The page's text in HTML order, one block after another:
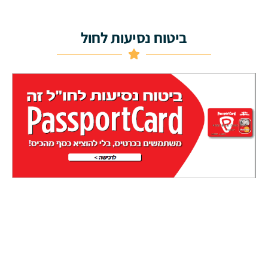
ביטוח נסיעות לחול